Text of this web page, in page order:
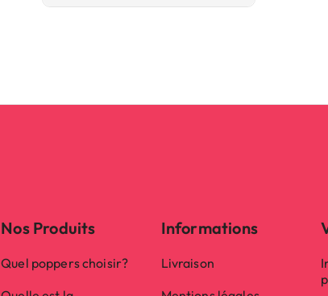
Nos Produits
Quel poppers choisir?
Informations
Livraison